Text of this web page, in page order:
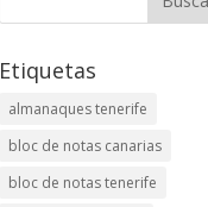
Etiquetas
almanaques tenerife
bloc de notas canarias
bloc de notas tenerife